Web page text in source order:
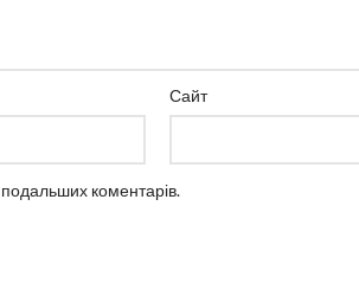
Сайт
коментарів.